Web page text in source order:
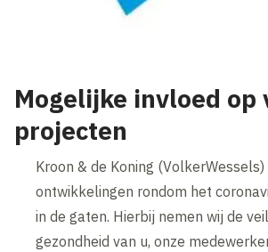
Mogelijke invloed op
projecten
Kroon & de Koning
ontwikkelingen rondom het
in de gaten. Hierbij nemen wij de
gezondheid van u, onze